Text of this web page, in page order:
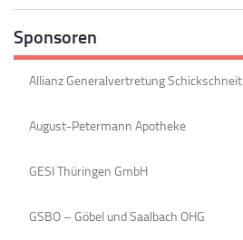
Sponsoren
Allianz Generalvertretung Schickschneit
August-Petermann Apotheke
GESI Thüringen GmbH
GSBO – Göbel und Saalbach OHG